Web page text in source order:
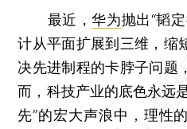
最近，华为抛出“韬
计从平面扩展到三维，缩
决先进制程的卡脖子问题
而，科技产业的底色永远
先”的宏大声浪中，理性